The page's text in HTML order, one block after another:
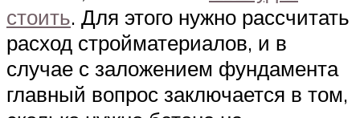
стоить. Для этого нужно рассчитать
расход стройматериалов, и в
случае с заложением фундамента
главный вопрос заключается в том,